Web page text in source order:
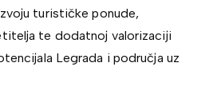
turističke ponude,
te dodatnoj valorizaciji
Legrada i područja uz